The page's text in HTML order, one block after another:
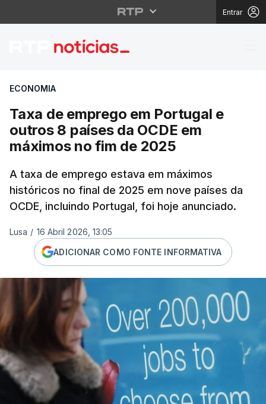
Entrar
Taxa de emprego em
ECONOMIA
Taxa de emprego em Portugal e
outros 8 países da OCDE em
máximos no fim de 2025
A taxa de emprego estava em máximos
históricos no final de 2025 em nove países da
OCDE, incluindo Portugal, foi hoje anunciado.
Lusa / 16 Abril 2026, 13:05
ADICIONAR COMO FONTE INFORMATIVA